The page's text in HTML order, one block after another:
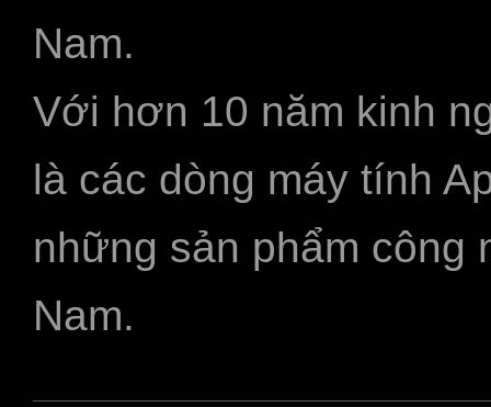
Nam.
Với hơn 10 năm kinh
là các dòng máy tính
những sản phẩm công
Nam.